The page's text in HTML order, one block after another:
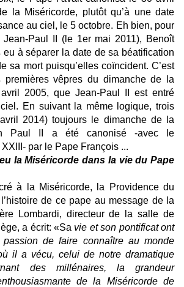
la Miséricorde, plutôt qu’à une date
au ciel, le 5 octobre. Eh bien, pour
Jean-Paul II (le 1er mai 2011), Benoît
eu à séparer la date de sa béatification
sa mort puisqu’elles coïncident. C’est
vêpres du dimanche de la
2005, que Jean-Paul II est entré
En suivant la même logique, trois
2014) toujours le dimanche de la
Paul II a été canonisé -avec le
XXIII- par le Pape François ...
la Miséricorde dans la vie du Pape
à la Miséricorde, la Providence du
de ce pape au message de la
Lombardi, directeur de la salle de
a écrit: «Sa vie et son pontificat ont
de faire connaître au monde
il a vécu, celui de notre dramatique
des millénaires, la grandeur
de la Miséricorde de